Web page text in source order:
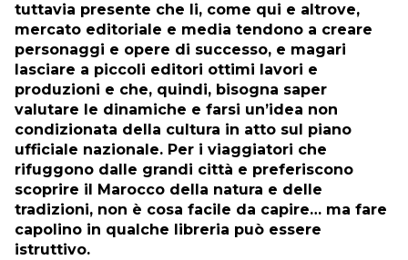
tuttavia presente che li, come qui e altrove,
mercato editoriale e media tendono a creare
personaggi e opere di successo, e magari
lasciare a piccoli editori ottimi lavori e
produzioni e che, quindi, bisogna saper
valutare le dinamiche e farsi un’idea non
condizionata della cultura in atto sul piano
ufficiale nazionale. Per i viaggiatori che
rifuggono dalle grandi città e preferiscono
scoprire il Marocco della natura e delle
tradizioni, non è cosa facile da capire… ma fare
capolino in qualche libreria può essere
istruttivo.